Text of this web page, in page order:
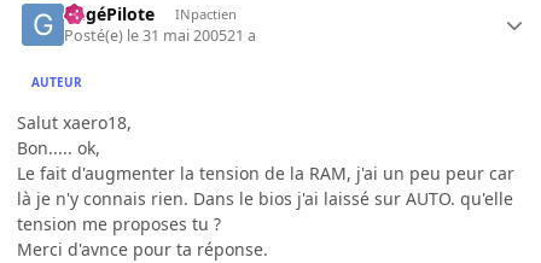
GégéPilote INpactien
Posté(e) le 31 mai 200521 a
AUTEUR
Salut xaero18,
Bon..... ok,
Le fait d'augmenter la tension de la RAM, j'ai un peu peur car
là je n'y connais rien. Dans le bios j'ai laissé sur AUTO. qu'elle
tension me proposes tu ?
Merci d'avnce pour ta réponse.